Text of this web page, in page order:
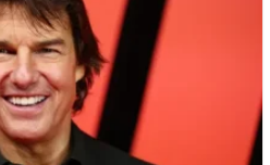
на требования вырезать
передач